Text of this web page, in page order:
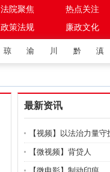
法院聚焦 热点关注
政策法规 廉政文化
琼 渝 川 黔 滇
最新资讯
【视频】以法治力量守
【微视频】背贷人